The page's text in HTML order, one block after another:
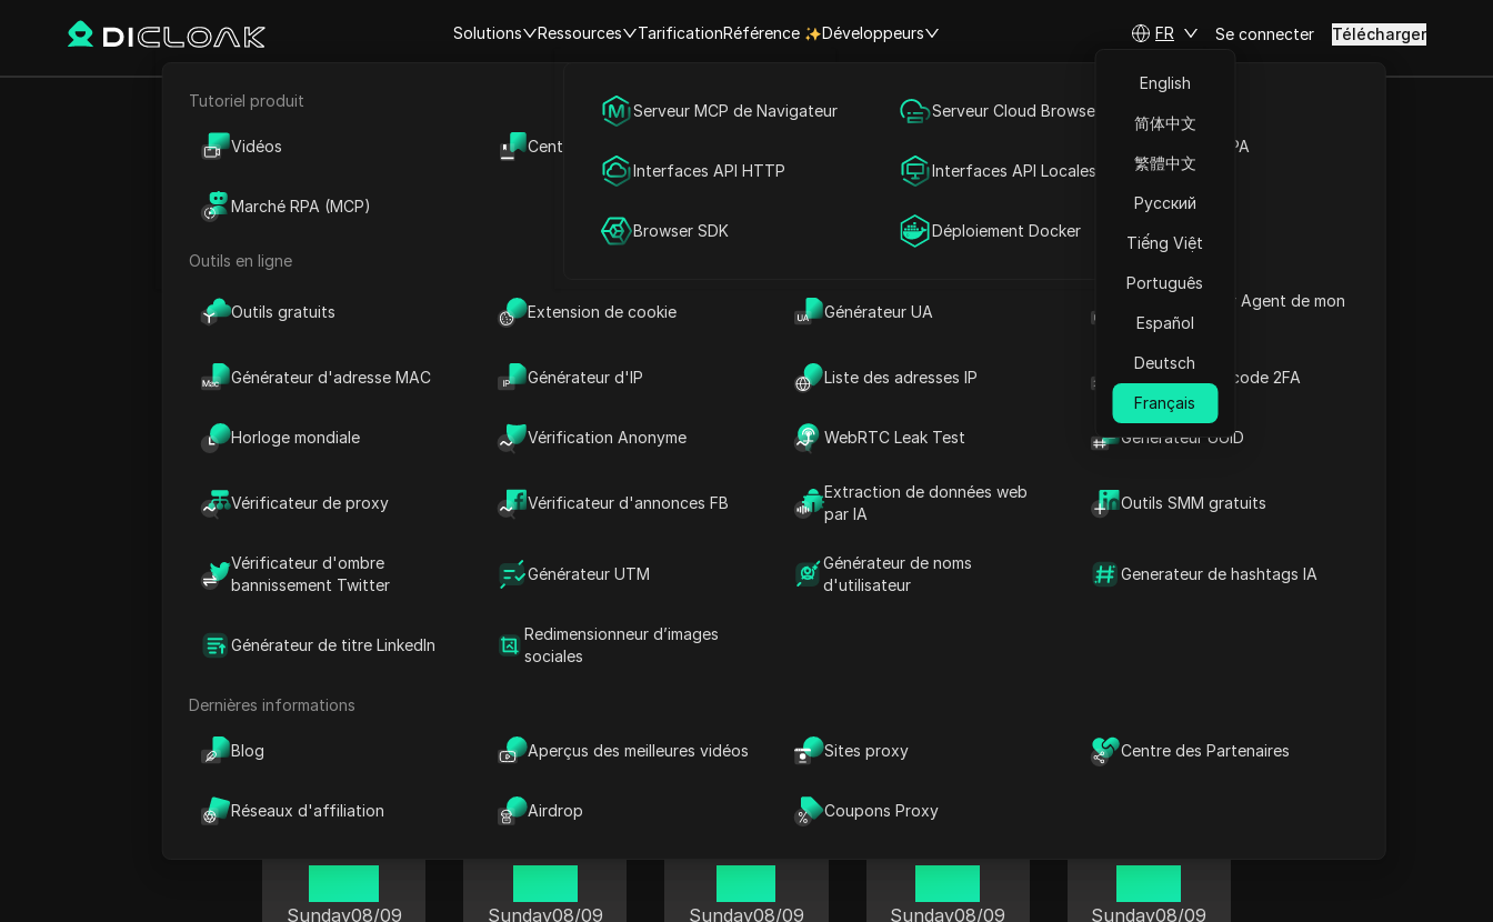
Solutions
E-commerce Marketing des médias sociaux
Publicité
Partage de compte
Ressources
Tutoriel produit
Vidéos Centre d'aide Marché de la RPA
Marché RPA (MCP)
Outils en ligne
Outils gratuits Extension de cookie Générateur UA
Quel est le User Agent de mon
navigateur
Générateur d'adresse MAC Générateur d'IP Liste des adresses IP Générateur de code 2FA
Horloge mondiale Vérification Anonyme WebRTC Leak Test Générateur UUID
Vérificateur de proxy Vérificateur d'annonces FB
Extraction de données web
par IA
Outils SMM gratuits
Vérificateur d'ombre
bannissement Twitter
Générateur UTM
Générateur de noms
d'utilisateur
Generateur de hashtags IA
Générateur de titre LinkedIn
Redimensionneur d’images
sociales
Dernières informations
Blog Aperçus des meilleures vidéos Sites proxy Centre des Partenaires
Réseaux d'affiliation Airdrop Coupons Proxy
TarificationRéférence Développeurs
Serveur MCP de Navigateur Serveur Cloud Browser MCP
Interfaces API HTTP Interfaces API Locales
Browser SDK Déploiement Docker
FR
English
简体中文
繁體中文
Русский
Tiếng Việt
Português
Español
Deutsch
Français
Se connecter Télécharger
Amérique du Sud
Aruba Heure | Heure actuelle dans les villes de Aruba
Recherche
06 58
Heure actuelle dans les villes populaires du monde entier
Sunday08/09 Sunday08/09 Sunday08/09 Sunday08/09 Sunday08/09